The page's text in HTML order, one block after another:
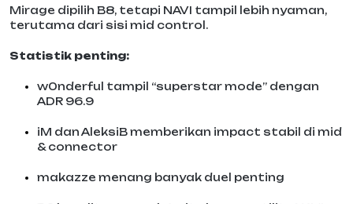
Mirage dipilih B8, tetapi NAVI tampil lebih nyaman,
terutama dari sisi mid control.
Statistik penting:
w0nderful tampil “superstar mode” dengan
ADR 96.9
iM dan AleksiB memberikan impact stabil di mid
& connector
makazze menang banyak duel penting